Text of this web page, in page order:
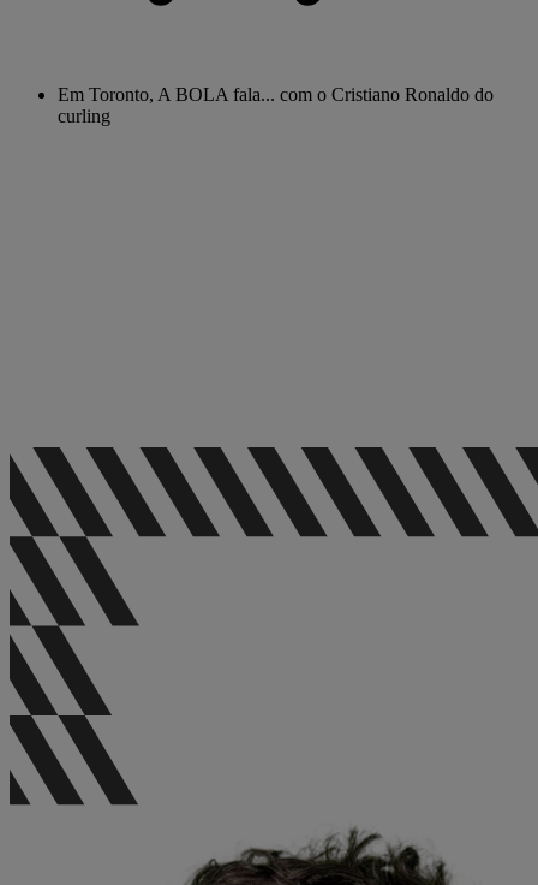
Em Toronto, A BOLA fala... com o Cristiano Ronaldo do
curling